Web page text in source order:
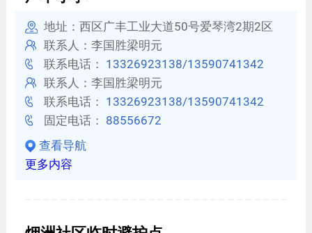
地址：西区广丰工业大道50号爱琴湾2期2区
联系人：李国胜梁明元
联系电话： 13326923138/13590741342
联系人：李国胜梁明元
联系电话： 13326923138/13590741342
固定电话： 88556672
查看导航
更多内容